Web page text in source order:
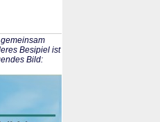
Besipiel ist
Bild: